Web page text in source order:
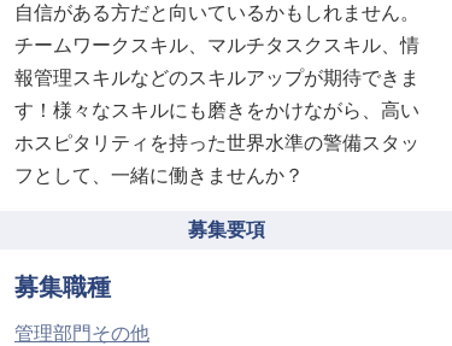
自信がある方だと向いているかもしれません。
チームワークスキル、マルチタスクスキル、情
報管理スキルなどのスキルアップが期待できま
す！様々なスキルにも磨きをかけながら、高い
ホスピタリティを持った世界水準の警備スタッ
フとして、一緒に働きませんか？
募集要項
募集職種
管理部門その他